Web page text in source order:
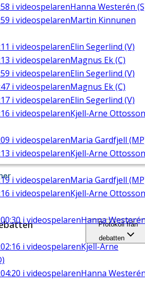
i videospelarenHanna Westerén
i videospelarenMartin Kinnunen
i videospelarenElin Segerlind (V)
i videospelarenMagnus Ek (C)
i videospelarenElin Segerlind (V)
i videospelarenMagnus Ek (C)
i videospelarenElin Segerlind (V)
i videospelarenKjell-Arne Ottosson
i videospelarenMaria Gardfjell
i videospelarenKjell-Arne Ottosson
i videospelarenMaria Gardfjell
i videospelarenKjell-Arne Ottosson
i videospelarenHanna
i videospelarenKjell-Arne
i videospelarenHanna
Protokoll från
debatten